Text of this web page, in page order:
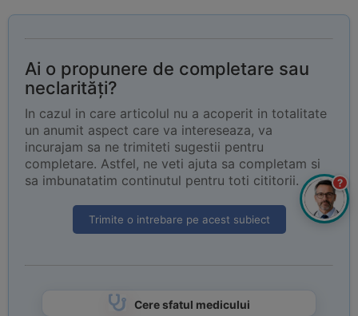
Ai o propunere de completare sau
neclarități?
In cazul in care articolul nu a acoperit in totalitate
un anumit aspect care va intereseaza, va
incurajam sa ne trimiteti sugestii pentru
completare. Astfel, ne veti ajuta sa completam si
sa imbunatatim continutul pentru toti cititorii.
Trimite o intrebare pe acest subiect
Cere sfatul medicului
?